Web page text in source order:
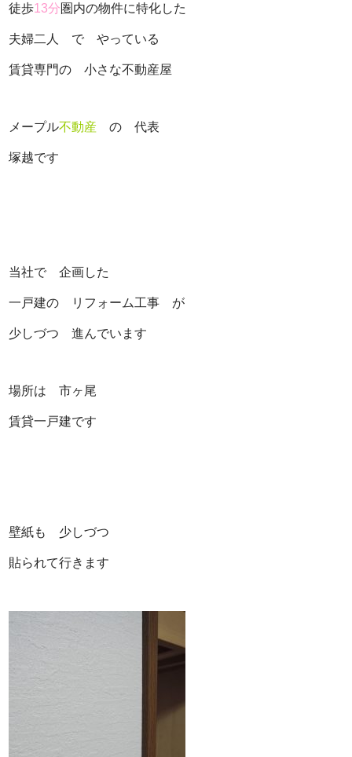
徒歩13分圏内の物件に特化した
夫婦二人 で やっている
賃貸専門の 小さな不動産屋
メープル不動産 の 代表
塚越です
当社で 企画した
一戸建の リフォーム工事 が
少しづつ 進んでいます
場所は 市ヶ尾
賃貸一戸建です
壁紙も 少しづつ
貼られて行きます